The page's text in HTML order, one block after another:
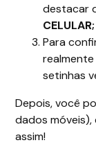
destacar
CELULAR;
Para
setinhas
Depois, você
dados
assim!